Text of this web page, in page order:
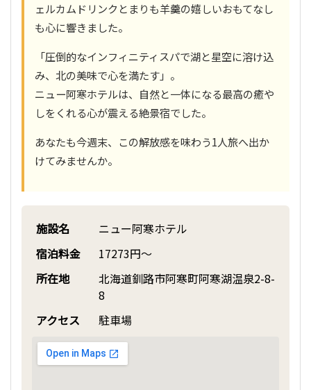
ェルカムドリンクとまりも羊羹の嬉しいおもてなし
も心に響きました。
「圧倒的なインフィニティスパで湖と星空に溶け込
み、北の美味で心を満たす」。
ニュー阿寒ホテルは、自然と一体になる最高の癒や
しをくれる心が震える絶景宿でした。
あなたも今週末、この解放感を味わう1人旅へ出か
けてみませんか。
施設名
ニュー阿寒ホテル
宿泊料金
17273円～
所在地
北海道釧路市阿寒町阿寒湖温泉2-8-
8
アクセス
駐車場